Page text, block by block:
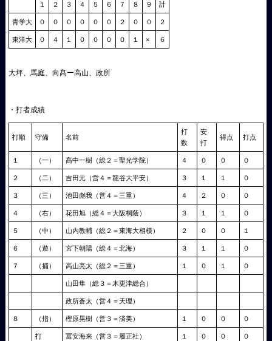
１ ２ ３ ４ ５ ６ ７ ８ ９ 計
青学大 ０ ０ ０ ０ ０ ０ ２ ０ ０ ２
東洋大 ０ ４ １ ０ ０ ０ ０ １ × ６
大坪、馬庭、向髙ー高山、政所
・打者成績
打順 守備 名前
打
数
安
打
得点 打点
１ （一） 髙中一樹（総２＝聖光学院） ４ ０ ０ ０
２ （二） 吉田元（営４＝龍谷大平安） ３ １ １ ０
３ （三） 池田彪我（営４＝三重） ４ ２ ０ ０
４ （右） 花田旭（総４＝大阪桐蔭） ３ １ １ ０
５ （中） 山内教輔（総２＝東海大相模） ２ ０ ０ １
６ （遊） 宮下朝陽（総４＝北海） ３ １ １ ０
７ （捕） 高山亮太（総２＝三重） １ ０ １ ０
山田隼（総３＝木更津総合）
政所蒼太（営４＝天理）
８ （指） 樫原晃樹（営３＝済美） １ ０ ０ ０
打 冨安海来（営３＝履正社） １ ０ ０ ０